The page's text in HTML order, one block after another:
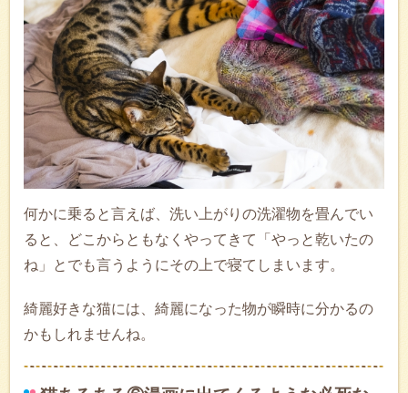
何かに乗ると言えば、洗い上がりの洗濯物を畳んでい
ると、どこからともなくやってきて「やっと乾いたの
ね」とでも言うようにその上で寝てしまいます。
綺麗好きな猫には、綺麗になった物が瞬時に分かるの
かもしれませんね。